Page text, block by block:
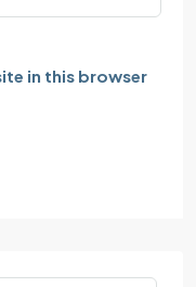
in this browser